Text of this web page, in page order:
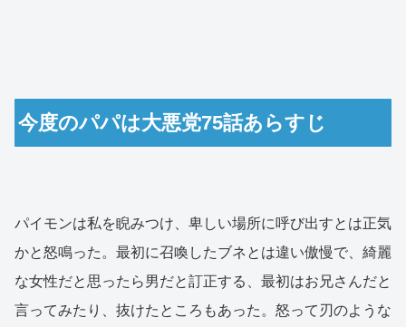
今度のパパは大悪党75話あらすじ
パイモンは私を睨みつけ、卑しい場所に呼び出すとは正気
かと怒鳴った。最初に召喚したブネとは違い傲慢で、綺麗
な女性だと思ったら男だと訂正する、最初はお兄さんだと
言ってみたり、抜けたところもあった。怒って刃のような